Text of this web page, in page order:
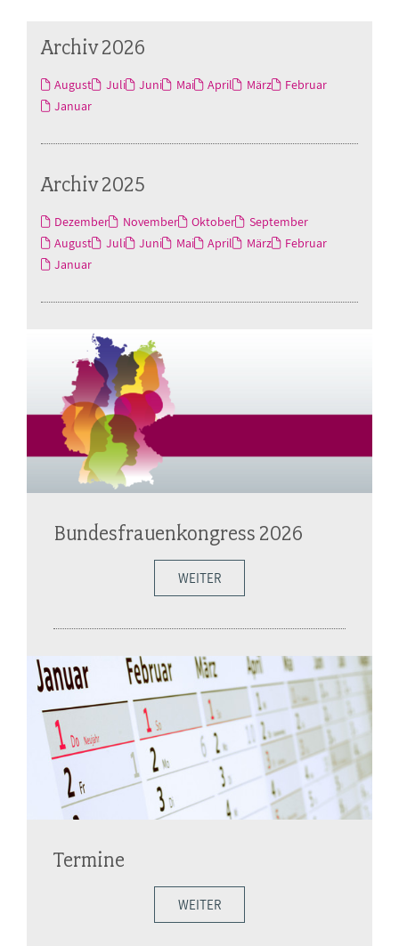
Archiv 2026
August Juli Juni Mai April März
Februar
Januar
Archiv 2025
Dezember November Oktober
September
August
Juli Juni Mai April März
Februar
Januar
Bundesfrauenkongress 2026
WEITER
Termine
WEITER